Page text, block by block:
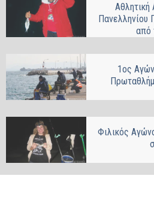
Αθλητική
Πανελληνίου
από
1ος
Φιλικός